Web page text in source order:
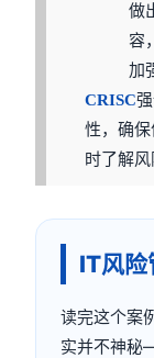
做
容
加
CRISC
性，确
时了解
IT风险
读完这个案
实并不神秘